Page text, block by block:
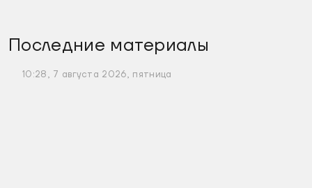
Последние материалы
10:28, 7 августа 2026, пятница